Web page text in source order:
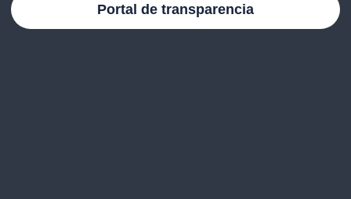
Portal de transparencia